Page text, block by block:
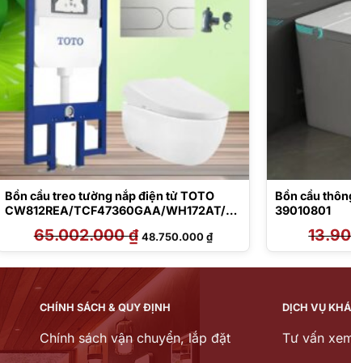
Bồn cầu treo tường nắp điện tử TOTO
CW812REA/TCF47360GAA/WH172AT/T
65.002.000₫ Giá
gốc
là:
48.750.000₫Giá
hiện
tại
48.750.000 ₫.
Bồn cầu
39010801
CHÍNH SÁCH & QUY ĐỊNH
Chính sách vận chuyển, lắp đặt
DỊCH VỤ
Tư vấn